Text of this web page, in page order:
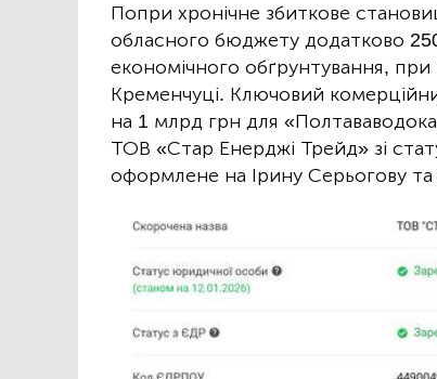
Попри хронічне збиткове
обласного бюджету додатково
економічного обґрунтування,
Кременчуці. Ключовий
на 1 млрд грн для
ТОВ «Стар Енерджі Трейд» зі
оформлене на Ірину Серьогову